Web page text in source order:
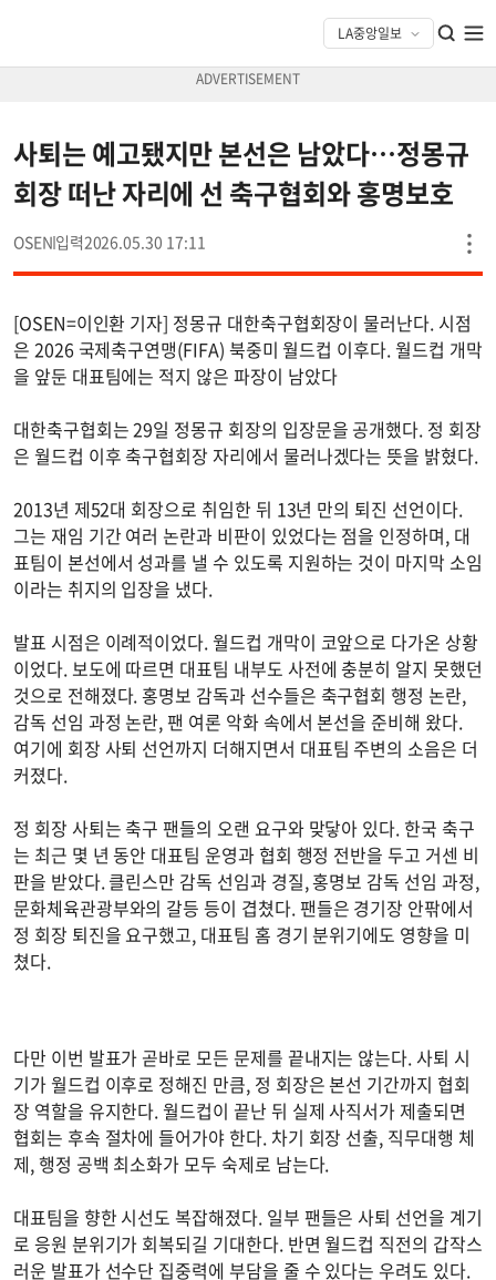
사퇴는 예고됐지만 본선은 남았다…정몽규
회장 떠난 자리에 선 축구협회와 홍명보호
OSEN 2026.05.30 17:11
[OSEN=이인환 기자] 정몽규 대한축구협회장이 물러난다. 시점
은 2026 국제축구연맹(FIFA) 북중미 월드컵 이후다. 월드컵 개막
을 앞둔 대표팀에는 적지 않은 파장이 남았다
대한축구협회는 29일 정몽규 회장의 입장문을 공개했다. 정 회장
은 월드컵 이후 축구협회장 자리에서 물러나겠다는 뜻을 밝혔다.
2013년 제52대 회장으로 취임한 뒤 13년 만의 퇴진 선언이다.
그는 재임 기간 여러 논란과 비판이 있었다는 점을 인정하며, 대
표팀이 본선에서 성과를 낼 수 있도록 지원하는 것이 마지막 소임
이라는 취지의 입장을 냈다.
발표 시점은 이례적이었다. 월드컵 개막이 코앞으로 다가온 상황
이었다. 보도에 따르면 대표팀 내부도 사전에 충분히 알지 못했던
것으로 전해졌다. 홍명보 감독과 선수들은 축구협회 행정 논란,
감독 선임 과정 논란, 팬 여론 악화 속에서 본선을 준비해 왔다.
여기에 회장 사퇴 선언까지 더해지면서 대표팀 주변의 소음은 더
커졌다.
정 회장 사퇴는 축구 팬들의 오랜 요구와 맞닿아 있다. 한국 축구
는 최근 몇 년 동안 대표팀 운영과 협회 행정 전반을 두고 거센 비
판을 받았다. 클린스만 감독 선임과 경질, 홍명보 감독 선임 과정,
문화체육관광부와의 갈등 등이 겹쳤다. 팬들은 경기장 안팎에서
정 회장 퇴진을 요구했고, 대표팀 홈 경기 분위기에도 영향을 미
쳤다.
다만 이번 발표가 곧바로 모든 문제를 끝내지는 않는다. 사퇴 시
기가 월드컵 이후로 정해진 만큼, 정 회장은 본선 기간까지 협회
장 역할을 유지한다. 월드컵이 끝난 뒤 실제 사직서가 제출되면
협회는 후속 절차에 들어가야 한다. 차기 회장 선출, 직무대행 체
제, 행정 공백 최소화가 모두 숙제로 남는다.
대표팀을 향한 시선도 복잡해졌다. 일부 팬들은 사퇴 선언을 계기
로 응원 분위기가 회복되길 기대한다. 반면 월드컵 직전의 갑작스
러운 발표가 선수단 집중력에 부담을 줄 수 있다는 우려도 있다.